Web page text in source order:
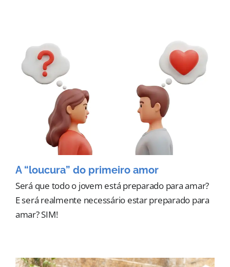
A “loucura” do primeiro amor
Será que todo o jovem está preparado para amar?
E será realmente necessário estar preparado para
amar? SIM!